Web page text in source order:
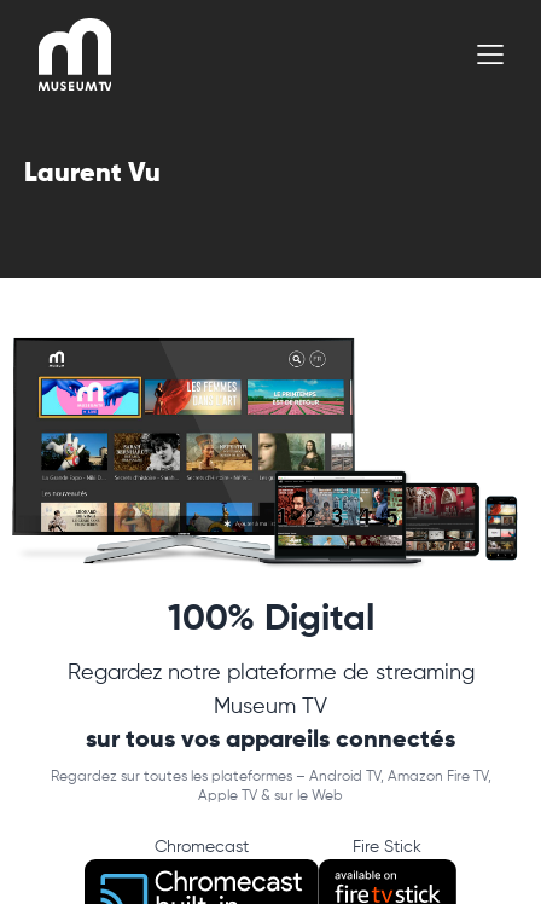
contenu
Laurent Vu
100% Digital
Regardez notre plateforme de streaming
Museum TV
sur tous vos appareils connectés
Regardez sur toutes les plateformes – Android TV, Amazon Fire TV,
Apple TV & sur le Web
Chromecast Fire Stick